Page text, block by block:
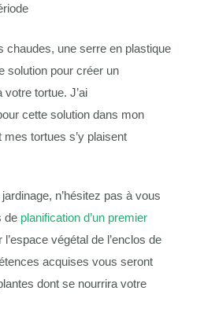
chaudes, une serre en plastique
solution pour créer un
tortue. J’ai
cette solution dans mon
tortues s’y plaisent
n’hésitez pas à vous
de planification d’un premier
végétal de l’enclos de
acquises vous seront
dont se nourrira votre